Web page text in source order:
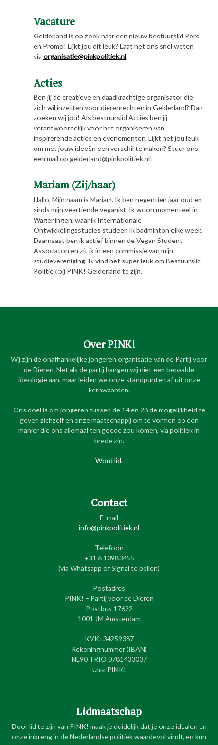
Vacature
Gelderland is op zoek naar een nieuw bestuurslid Pers
en Promo! Lijkt jou dit leuk? Laat het ons snel weten
viaorganisatie@pinkpolitiek.nl.
Acties
Ben jij dé creatieve en daadkrachtige organisator die
zich wil inzetten voor dierenrechten in Gelderland? Dan
zoeken wij jou! Als bestuurslid Acties ben jij
verantwoordelijk voor het organiseren van
inspirerende acties en evenementen. Lijkt het jou leuk
om met jouw ideeën een verschil te maken? Stuur ons
een mail op gelderland@pinkpolitiek.nl!
Mariam (Zij/haar)
Hallo, Mijn naam is Mariam. Ik ben negentien jaar oud en
sinds mijn veertiende veganist. Ik woon momenteel in
Wageningen, waar ik Internationale
Ontwikkelingsstudies studeer. Ik badminton elke week.
Daarnaast ben ik actief binnen de Vegan Student
Associaton en zit ik in een commissie van mijn
studievereniging. Ik vind het super leuk om Bestuurslid
Politiek bij PINK! Gelderland te zijn.
Over PINK!
Wij zijn de onafhankelijke jongeren organisatie van de Partij voor
de Dieren. Net als de partij hangen wij niet een bepaalde
ideologie aan, maar leiden we onze standpunten af uit onze
kernwaarden.
Ons doel is om jongeren tussen de 14 en 28 de mogelijkheid te
geven zichzelf en onze maatschappij om te vormen op een
manier die ons allemaal ten goede zou komen, via politiek in
brede zin.
Word lid.
Contact
E-mail
info@pinkpolitiek.nl
Telefoon
+31 6 13983455
(via Whatsapp of Signal te bellen)
Postadres
PINK! – Partij voor de Dieren
Postbus 17622
1001 JM Amsterdam
KVK: 34259387
Rekeningnummer (IBAN)
NL90 TRIO 0781433037
t.n.v. PINK!
Lidmaatschap
Door lid te zijn van PINK! maak je duidelijk dat je onze idealen en
onze inbreng in de Nederlandse politiek waardevol vindt, en kun